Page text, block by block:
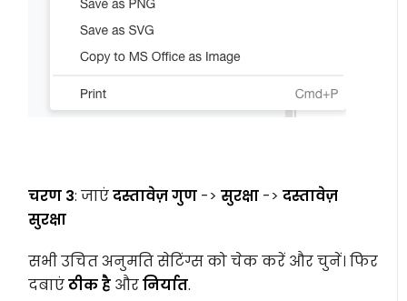
चरण 3: जाएंदस्तावेज़ गुण ->सुरक्षा ->दस्तावेज़
सुरक्षा
सभी उचित अनुमति सेटिंग्स को चेक करें और चुनें। फिर
दबाएंठीक है औरनिर्यात.